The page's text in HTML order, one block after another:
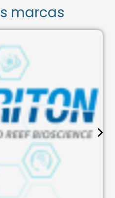
marcas